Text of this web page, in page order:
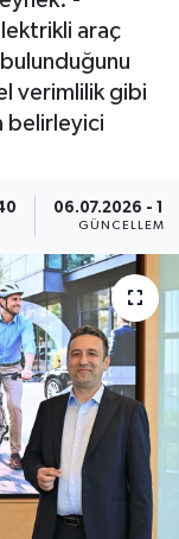
araç
verimlilik gibi
belirleyici
06.07.2026 -
GÜNCELLEME